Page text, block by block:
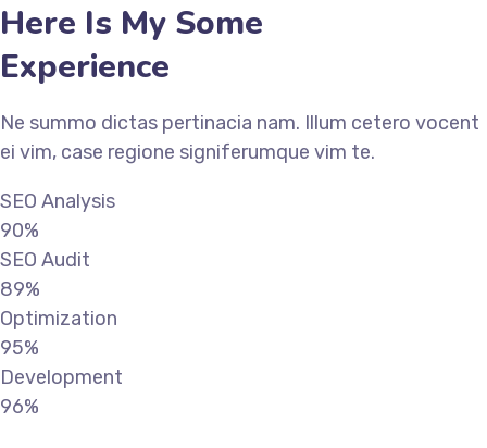
Here Is My Some
Experience
Ne summo dictas pertinacia nam. Illum cetero vocent
ei vim, case regione signiferumque vim te.
SEO Analysis
90%
SEO Audit
89%
Optimization
95%
Development
96%